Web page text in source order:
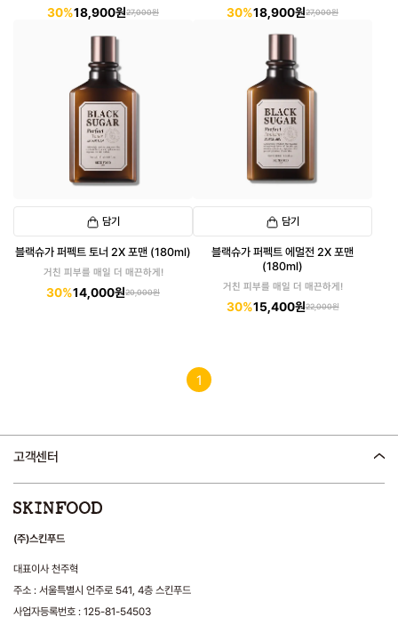
30%18,900원27,000원 30%18,900원27,000원
담기
블랙슈가 퍼펙트 토너 2X 포맨 (180ml)
거친 피부를 매일 더 매끈하게!
30%14,000원20,000원
담기
블랙슈가 퍼펙트 에멀전 2X 포맨
(180ml)
거친 피부를 매일 더 매끈하게!
30%15,400원22,000원
1
고객센터
(주)스킨푸드
대표이사 천주혁
주소 : 서울특별시 언주로 541, 4층 스킨푸드
사업자등록번호 : 125-81-54503